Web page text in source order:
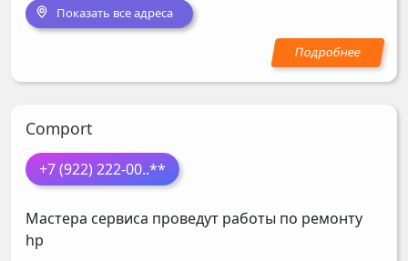
Показать все адреса
Comport
+7 (922) 222-00..**
Мастера сервиса проведут работы по ремонту
hp